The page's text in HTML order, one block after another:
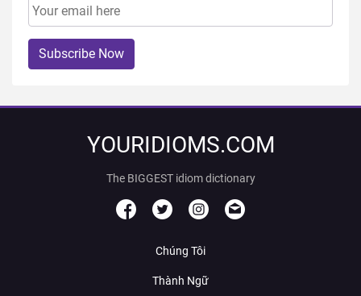
Subscribe Now
YOURIDIOMS.COM
The BIGGEST idiom dictionary
Chúng Tôi
Thành Ngữ